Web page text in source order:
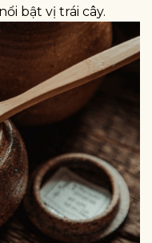
bật vị trái cây.